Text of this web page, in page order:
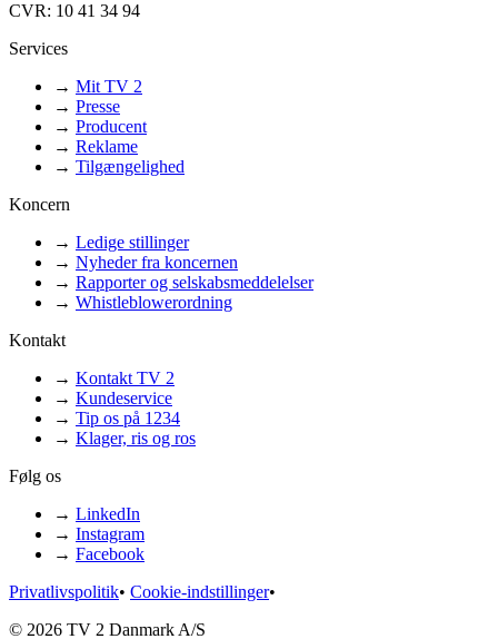
CVR: 10 41 34 94
Services
→ Mit TV 2
→ Presse
→ Producent
→ Reklame
→ Tilgængelighed
Koncern
→ Ledige stillinger
→ Nyheder fra koncernen
→ Rapporter og selskabsmeddelelser
→ Whistleblowerordning
Kontakt
→ Kontakt TV 2
→ Kundeservice
→ Tip os på 1234
→ Klager, ris og ros
Følg os
→ LinkedIn
→ Instagram
→ Facebook
Privatlivspolitik• Cookie-indstillinger•
© 2026 TV 2 Danmark A/S